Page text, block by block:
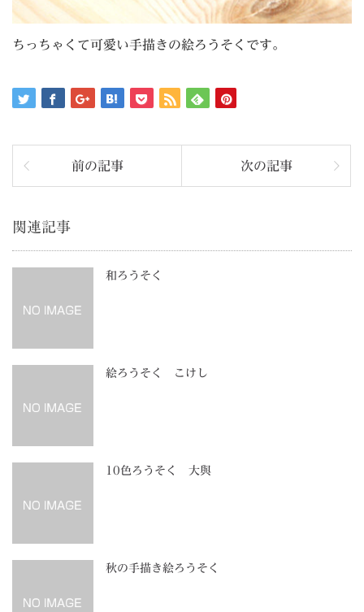
ちっちゃくて可愛い手描きの絵ろうそくです。
前の記事 次の記事
関連記事
和ろうそく
絵ろうそく こけし
10色ろうそく 大與
秋の手描き絵ろうそく